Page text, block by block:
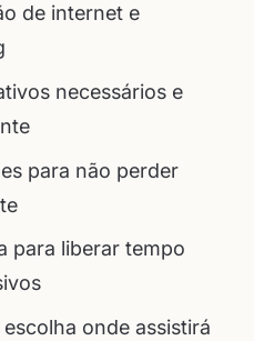
de internet e
necessários e
para não perder
para liberar tempo
onde assistirá